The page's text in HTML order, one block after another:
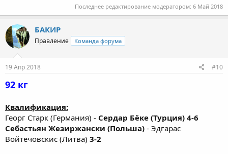
Последнее редактирование модератором: 6 Май 2018
БАКИР
Правление Команда форума
19 Апр 2018 #10
92 кг
Квалификация:
Георг Старк (Германия) - Сердар Бёке (Турция) 4-6
Себастьян Жезиржански (Польша) - Эдгарас
Войтечовскис (Литва) 3-2